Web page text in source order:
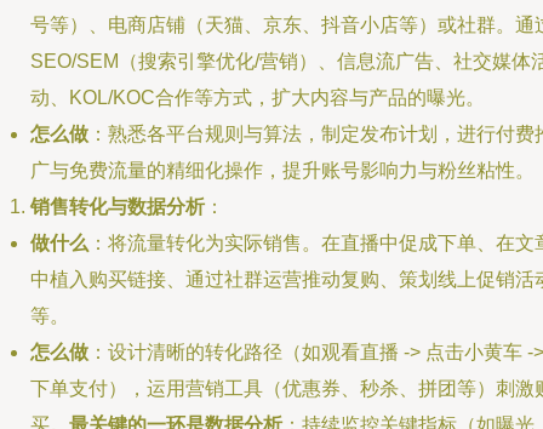
号等）、电商店铺（天猫、京东、抖音小店等）或社群。通
SEO/SEM（搜索引擎优化/营销）、信息流广告、社交媒体
动、KOL/KOC合作等方式，扩大内容与产品的曝光。
怎么做 ：熟悉各平台规则与算法，制定发布计划，进行付费
广与免费流量的精细化操作，提升账号影响力与粉丝粘性。
销售转化与数据分析：
做什么 ：将流量转化为实际销售。在直播中促成下单、在文
中植入购买链接、通过社群运营推动复购、策划线上促销活
等。
怎么做 ：设计清晰的转化路径（如观看直播 -> 点击小黄车 ->
下单支付），运用营销工具（优惠券、秒杀、拼团等）刺激
买。 最关键的一环是数据分析：持续监控关键指标（如曝光